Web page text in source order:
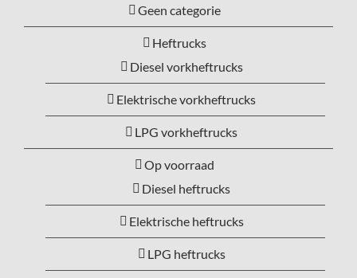
Geen categorie
Heftrucks
Diesel vorkheftrucks
Elektrische vorkheftrucks
LPG vorkheftrucks
Op voorraad
Diesel heftrucks
Elektrische heftrucks
LPG heftrucks